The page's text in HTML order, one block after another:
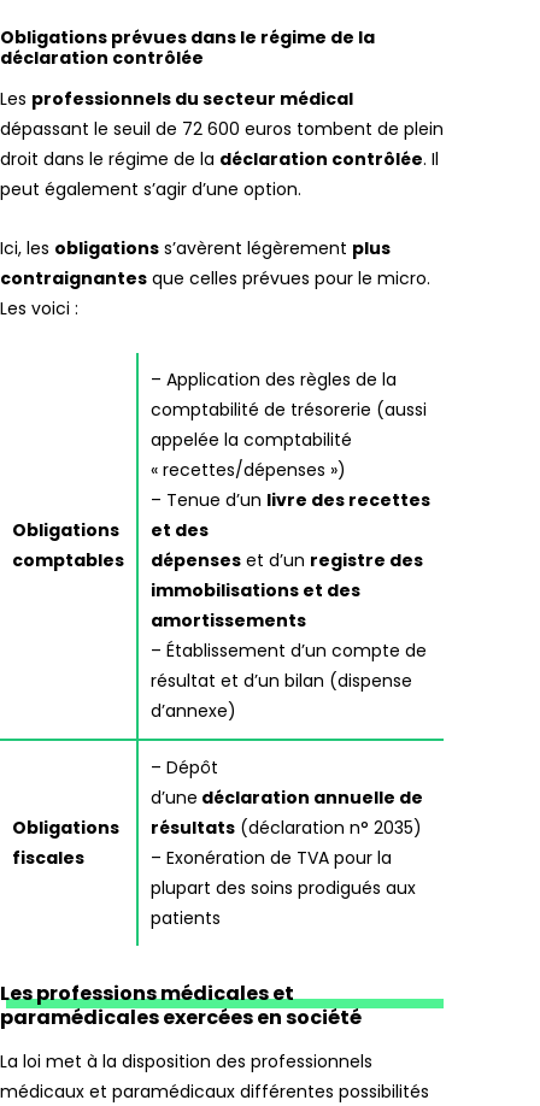
Obligations prévues dans le régime de la
déclaration contrôlée
Les professionnels du secteur médical
dépassant le seuil de 72 600 euros tombent de plein
droit dans le régime de la déclaration contrôlée. Il
peut également s’agir d’une option.
Ici, les obligations s’avèrent légèrement plus
contraignantes que celles prévues pour le micro.
Les voici :
Obligations
comptables
– Application des règles de la
comptabilité de trésorerie (aussi
appelée la comptabilité
« recettes/dépenses »)
– Tenue d’un livre des recettes
et des
dépenses et d’un registre des
immobilisations et des
amortissements
– Établissement d’un compte de
résultat et d’un bilan (dispense
d’annexe)
Obligations
fiscales
– Dépôt
d’une déclaration annuelle de
résultats (déclaration n° 2035)
– Exonération de TVA pour la
plupart des soins prodigués aux
patients
Les professions médicales et
paramédicales exercées en société
La loi met à la disposition des professionnels
médicaux et paramédicaux différentes possibilités